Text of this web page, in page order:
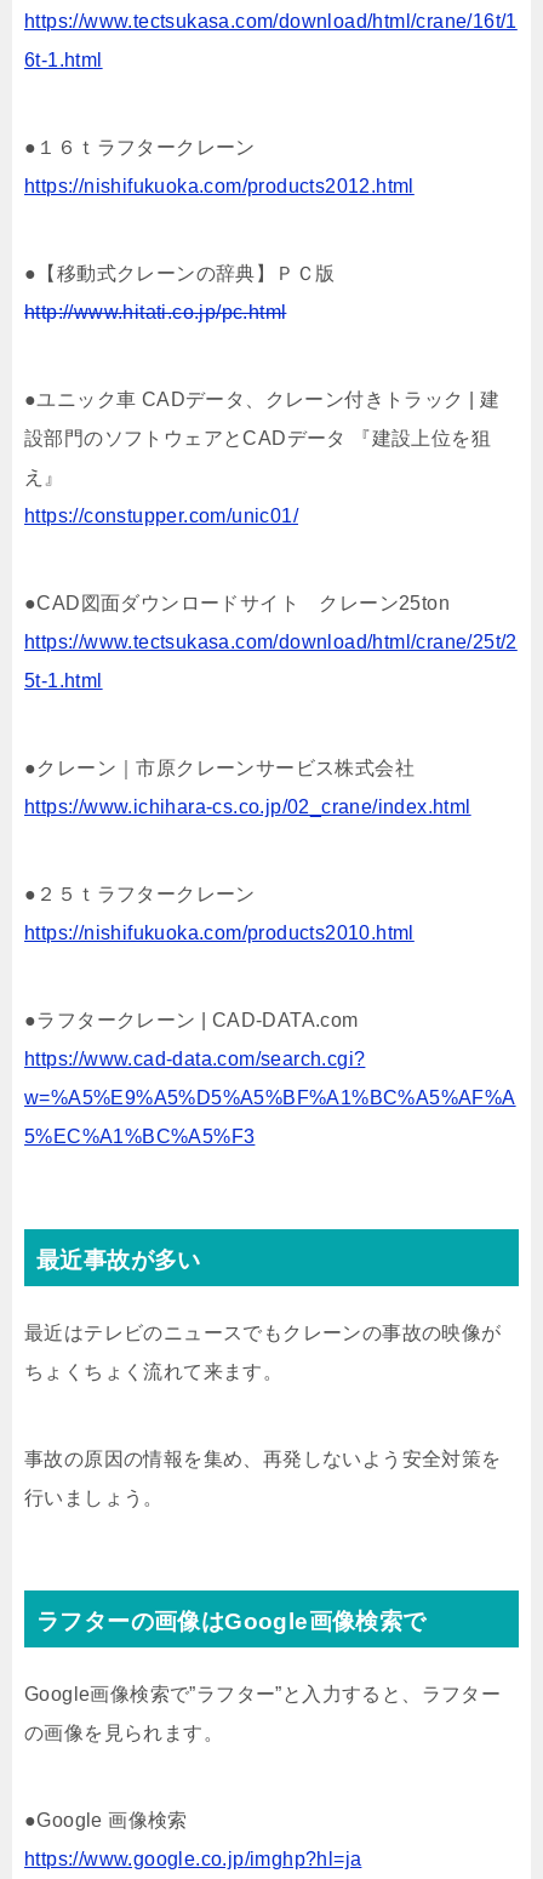
https://www.tectsukasa.com/download/html/crane/16t/1
6t-1.html
●１６ｔラフタークレーン
https://nishifukuoka.com/products2012.html
●【移動式クレーンの辞典】ＰＣ版
http://www.hitati.co.jp/pc.html
●ユニック車 CADデータ、クレーン付きトラック | 建
設部門のソフトウェアとCADデータ 『建設上位を狙
え』
https://constupper.com/unic01/
●CAD図面ダウンロードサイト クレーン25ton
https://www.tectsukasa.com/download/html/crane/25t/2
5t-1.html
●クレーン｜市原クレーンサービス株式会社
https://www.ichihara-cs.co.jp/02_crane/index.html
●２５ｔラフタークレーン
https://nishifukuoka.com/products2010.html
●ラフタークレーン | CAD-DATA.com
https://www.cad-data.com/search.cgi?
w=%A5%E9%A5%D5%A5%BF%A1%BC%A5%AF%A
5%EC%A1%BC%A5%F3
最近事故が多い
最近はテレビのニュースでもクレーンの事故の映像が
ちょくちょく流れて来ます。
事故の原因の情報を集め、再発しないよう安全対策を
行いましょう。
ラフターの画像はGoogle画像検索で
Google画像検索で”ラフター”と入力すると、ラフター
の画像を見られます。
●Google 画像検索
https://www.google.co.jp/imghp?hl=ja